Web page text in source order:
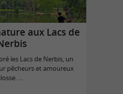
aux Lacs de
les Lacs de Nerbis, un
pêcheurs et amoureux
...